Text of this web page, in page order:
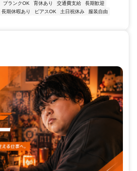
ブランクOK 育休あり 交通費支給
長期歓迎
長期休暇あり ピアスOK 土日祝休み
服装自由